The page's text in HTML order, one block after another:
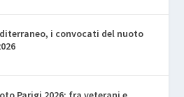
i convocati del nuoto